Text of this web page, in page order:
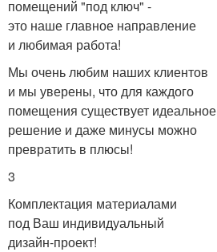
помещений "под ключ" -
это наше главное направление
и любимая работа!
Мы очень любим наших клиентов
и мы уверены, что для каждого
помещения существует идеальное
решение и даже минусы можно
превратить в плюсы!
3
Комплектация материалами
под Ваш индивидуальный
дизайн-проект!